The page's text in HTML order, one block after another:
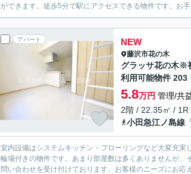
ができます。徒歩5分で駅にアクセスできる物件です。お
アパート NEW
藤沢市花の木
グラッサ花の木※
利用可能物件 203
5.8万円 管理/共
2階 / 22.35㎡ / 1R
小田急江ノ島線
室内設備はシステムキッチン・フローリングなど大変充
輪場付きの物件です。あまり部屋数は多くありませんが
問い合わせを受け付けております。お客様のニーズにお応